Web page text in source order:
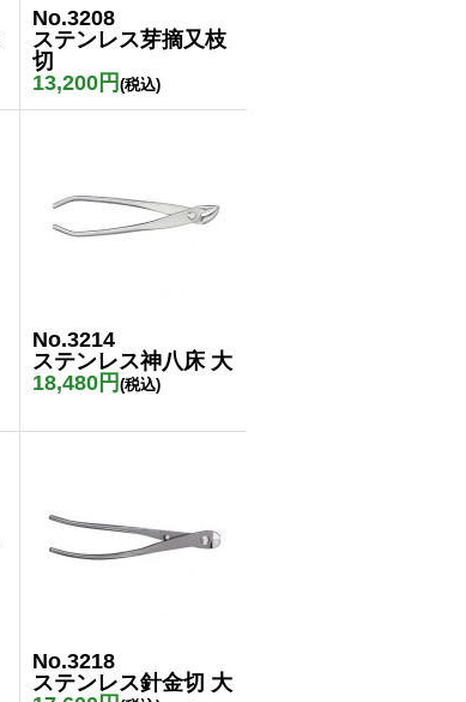
No.3208
ステンレス芽摘又枝
切
13,200円 (税込)
No.3214
ステンレス神八床 大
18,480円 (税込)
No.3218
ステンレス針金切 大